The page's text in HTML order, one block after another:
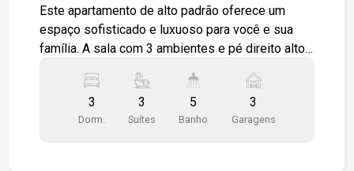
Este apartamento de alto padrão oferece um
espaço sofisticado e luxuoso para você e sua
família. A sala com 3 ambientes e pé direito alto
ambiente amplo e elegante. O lavabo oferece um
toque de sofisticação para os convidados. O
corredor leva a 3 suítes, incluindo uma máster,
3
Dorm.
3
Suítes
5
Banho
3
Garagens